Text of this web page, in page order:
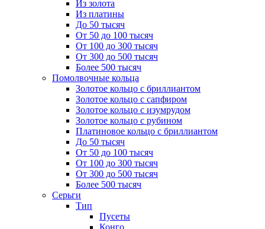
Из золота
Из платины
До 50 тысяч
От 50 до 100 тысяч
От 100 до 300 тысяч
От 300 до 500 тысяч
Более 500 тысяч
Помолвочные кольца
Золотое кольцо с бриллиантом
Золотое кольцо с сапфиром
Золотое кольцо с изумрудом
Золотое кольцо с рубином
Платиновое кольцо с бриллиантом
До 50 тысяч
От 50 до 100 тысяч
От 100 до 300 тысяч
От 300 до 500 тысяч
Более 500 тысяч
Серьги
Тип
Пусеты
Конго